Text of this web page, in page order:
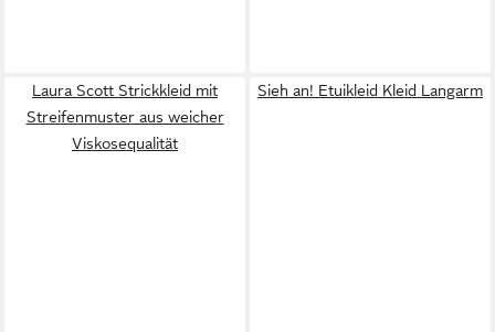
Laura Scott Strickkleid mit
Streifenmuster aus weicher
Viskosequalität
Sieh an! Etuikleid Kleid Langarm